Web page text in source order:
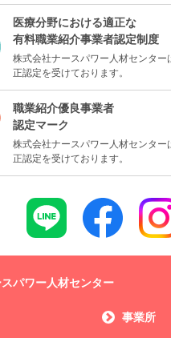
医療分野における適正な
有料職業紹介事業者認定制度
株式会社ナースパワー人材センター
正認定を受けております。
職業紹介優良事業者
認定マーク
株式会社ナースパワー人材センター
正認定を受けております。
パワー人材センター
事業所